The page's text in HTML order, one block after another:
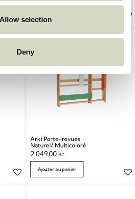
Allow selection
Deny
Arki Porte-revues
Naturel/ Multicoloré
2.049,00 kr.
Ajouter au panier